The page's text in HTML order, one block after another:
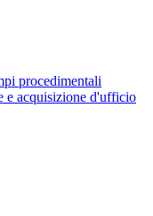
procedimentali
e acquisizione d'ufficio